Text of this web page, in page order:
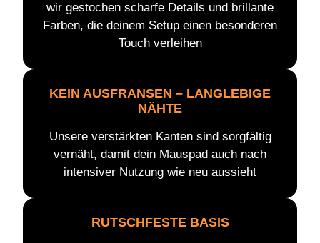
wir gestochen scharfe Details und brillante
Farben, die deinem Setup einen besonderen
Touch verleihen
KEIN AUSFRANSEN – LANGLEBIGE
NÄHTE
Unsere verstärkten Kanten sind sorgfältig
vernäht, damit dein Mauspad auch nach
intensiver Nutzung wie neu aussieht
RUTSCHFESTE BASIS